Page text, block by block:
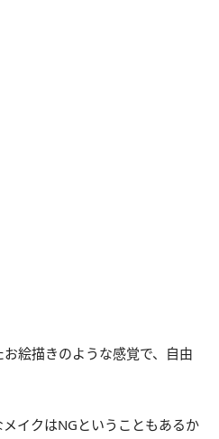
絵描きのような感覚で、自由
メイクはNGということもあるか